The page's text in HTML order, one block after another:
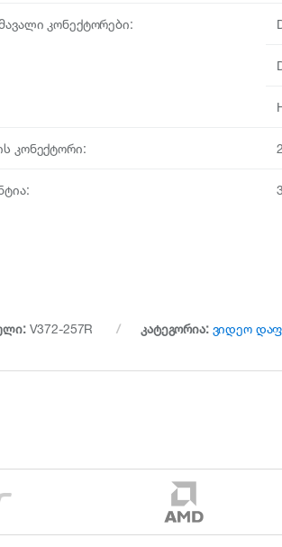
კონექტორები:
კონექტორი:
V372-257R კატეგორია: ვიდეო